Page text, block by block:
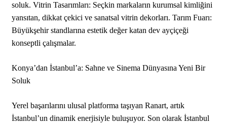
soluk. Vitrin Tasarımları: Seçkin markaların kurumsal kimliğini
yansıtan, dikkat çekici ve sanatsal vitrin dekorları. Tarım Fuarı:
Büyükşehir standlarına estetik değer katan dev ayçiçeği
konseptli çalışmalar.
Konya’dan İstanbul’a: Sahne ve Sinema Dünyasına Yeni Bir
Soluk
Yerel başarılarını ulusal platforma taşıyan Ranart, artık
İstanbul’un dinamik enerjisiyle buluşuyor. Son olarak İstanbul